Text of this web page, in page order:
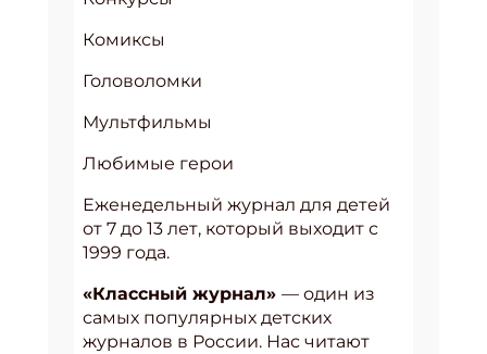
Комиксы
Головоломки
Мультфильмы
Любимые герои
Еженедельный журнал для детей
от 7 до 13 лет, который выходит с
1999 года.
«Классный журнал» — один из
самых популярных детских
журналов в России. Нас читают